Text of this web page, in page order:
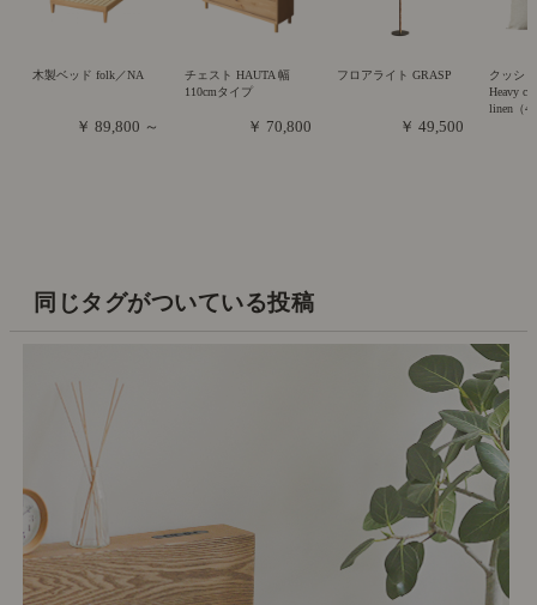
木製ベッド folk／NA
￥ 89,800 ～
チェスト HAUTA 幅
110cmタイプ
￥ 70,800
フロアライト GRASP
￥ 49,500
クッシ
Heavy
linen（
同じタグがついている投稿